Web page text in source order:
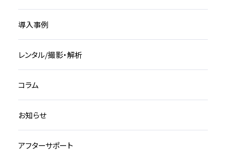
導入事例
レンタル/撮影・解析
コラム
お知らせ
アフターサポート